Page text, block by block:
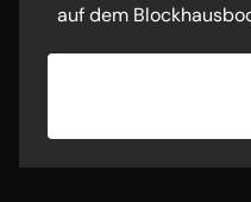
auf dem